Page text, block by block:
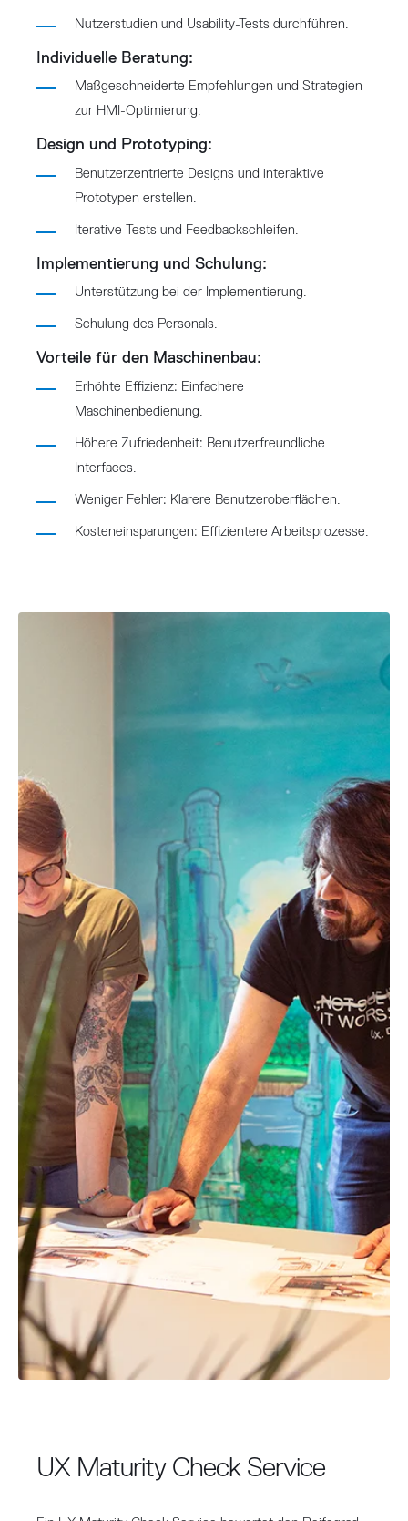
Nutzerstudien und Usability-Tests durchführen.
Individuelle Beratung:
Maßgeschneiderte Empfehlungen und Strategien
zur HMI-Optimierung.
Design und Prototyping:
Benutzerzentrierte Designs und interaktive
Prototypen erstellen.
Iterative Tests und Feedbackschleifen.
Implementierung und Schulung:
Unterstützung bei der Implementierung.
Schulung des Personals.
Vorteile für den Maschinenbau:
Erhöhte Effizienz: Einfachere
Maschinenbedienung.
Höhere Zufriedenheit: Benutzerfreundliche
Interfaces.
Weniger Fehler: Klarere Benutzeroberflächen.
Kosteneinsparungen: Effizientere Arbeitsprozesse.
UX Maturity Check Service